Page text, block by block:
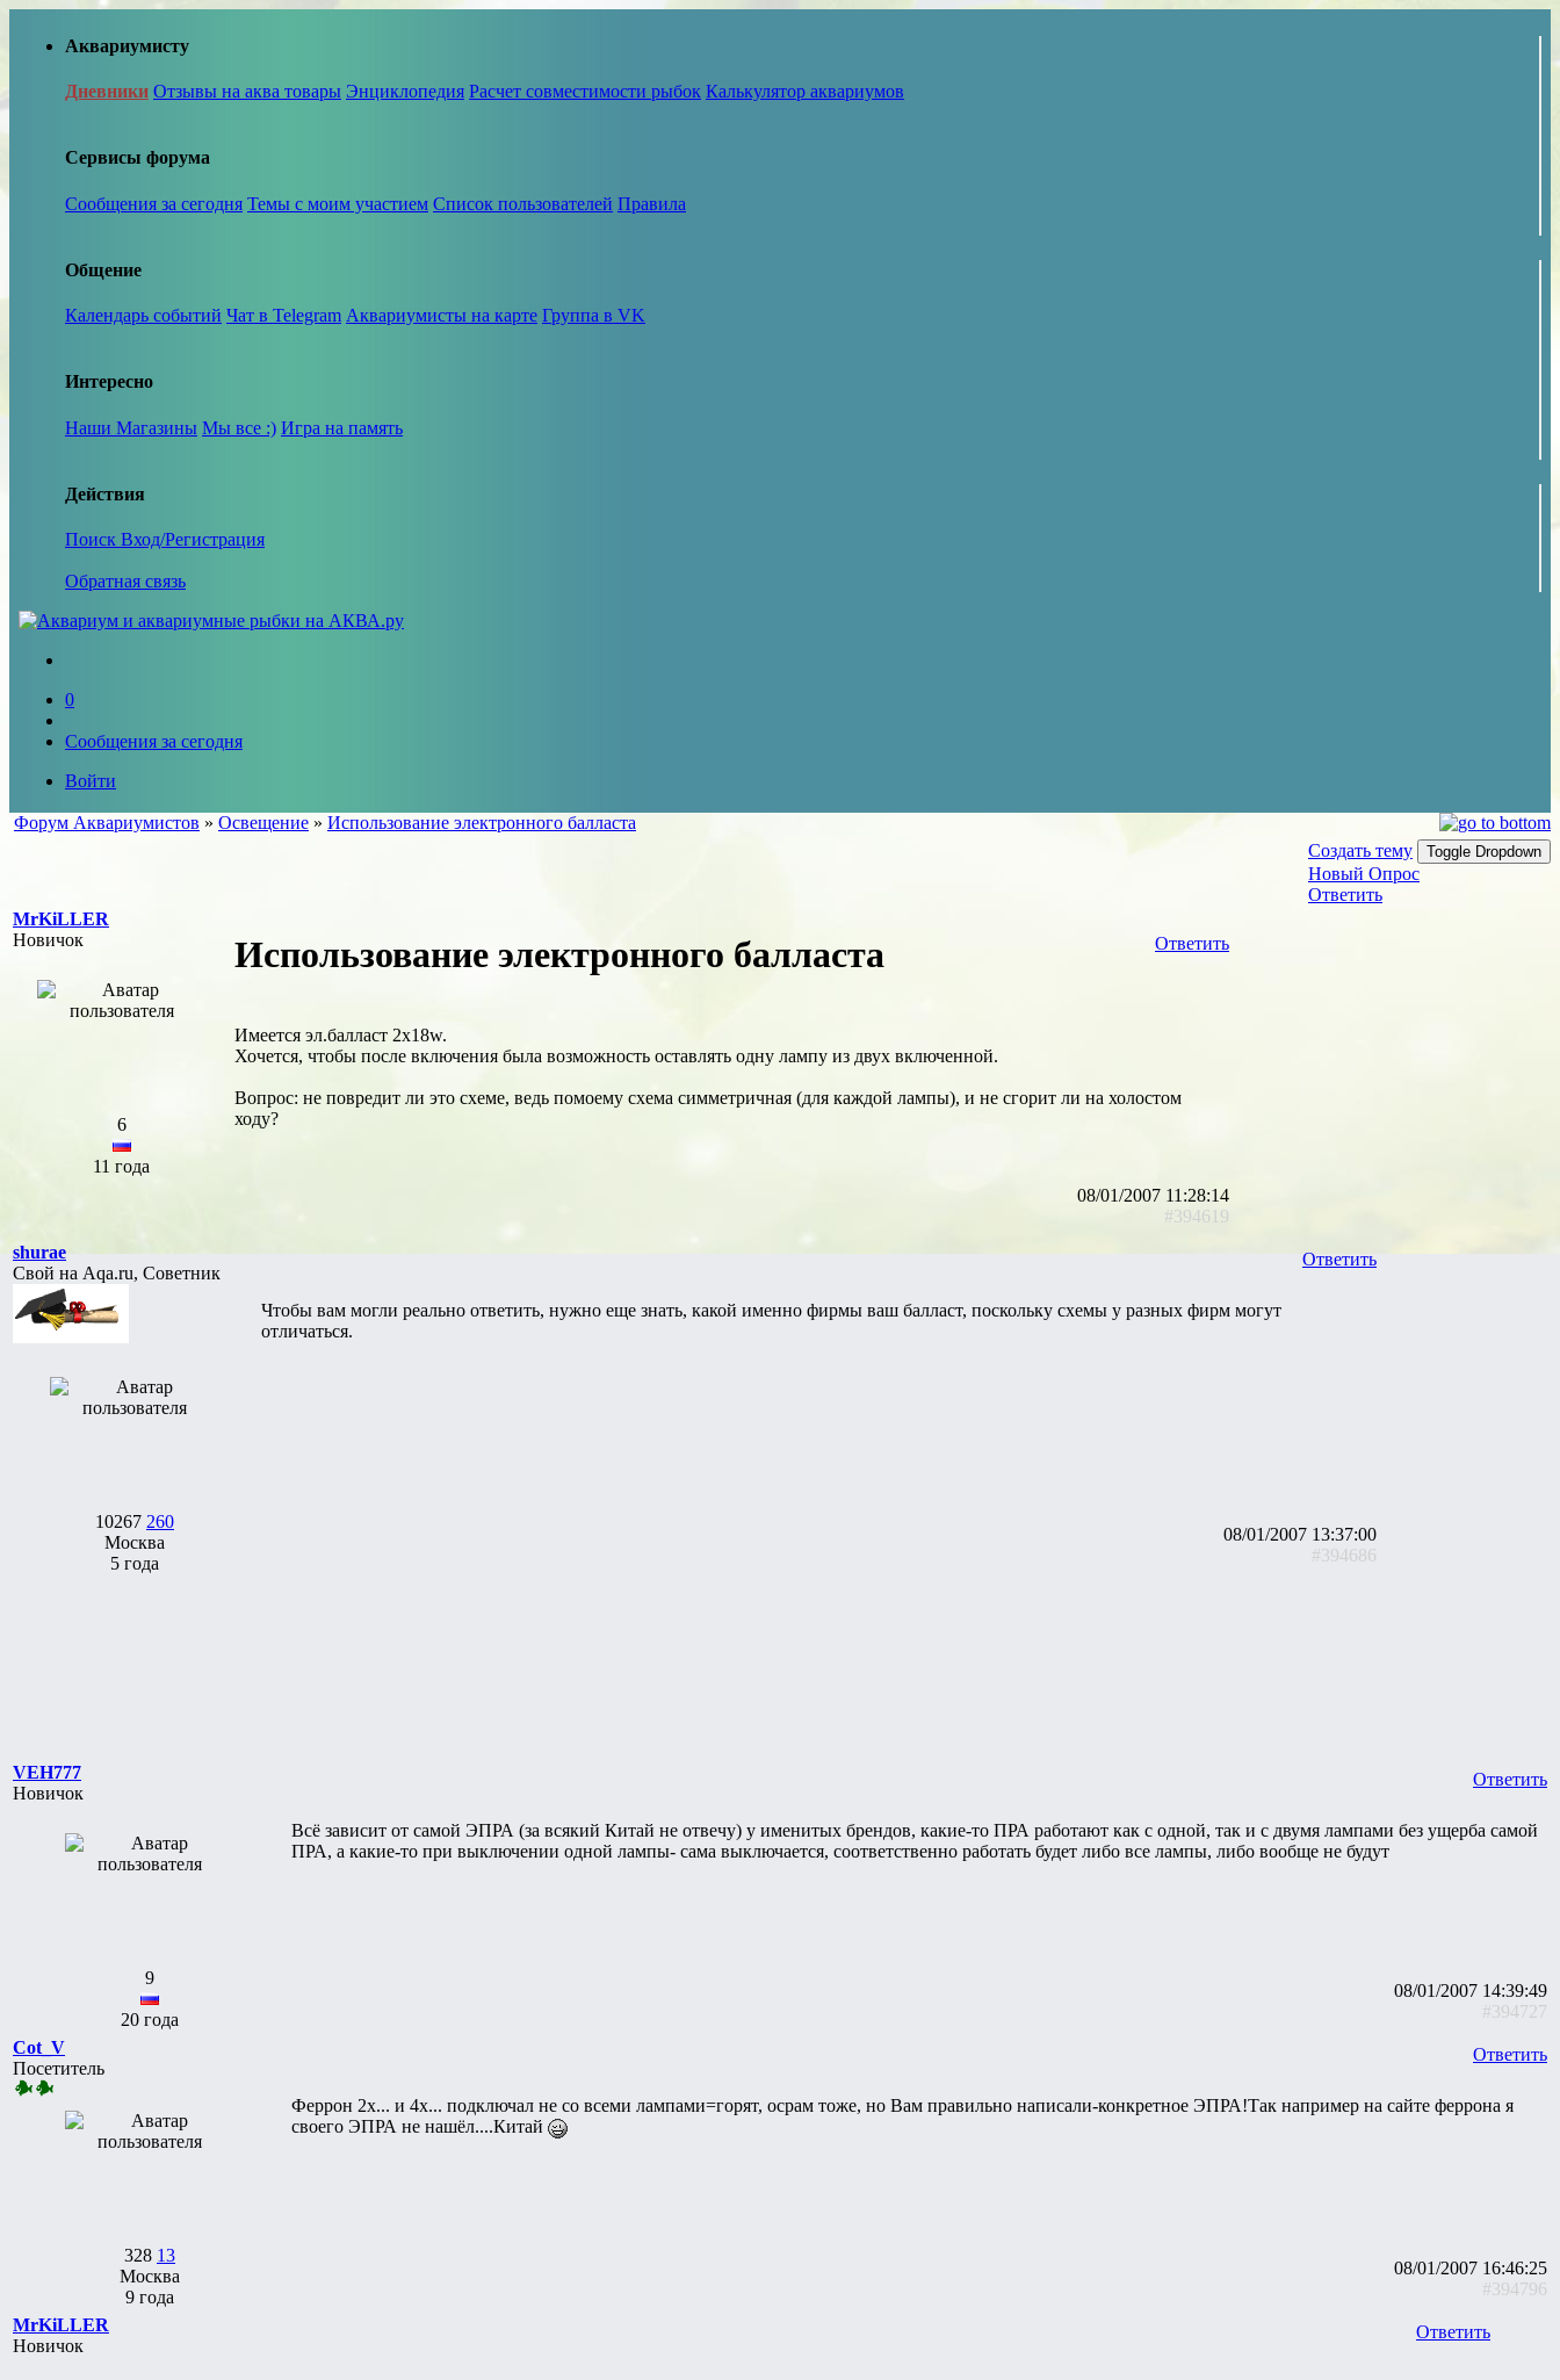
Аквариумисту
Дневники Отзывы на аква товары Энциклопедия Расчет совместимости рыбок Калькулятор аквариумов
Сервисы форума
Сообщения за сегодня Темы с моим участием Список пользователей Правила
Общение
Календарь событий Чат в Telegram Аквариумисты на карте Группа в VK
Интересно
Наши Магазины Мы все :) Игра на память
Действия
Поиск Вход/Регистрация
Обратная связь
0
Сообщения за сегодня
Войти
Форум Аквариумистов » Освещение » Использование электронного балласта
Создать тему
Toggle Dropdown
Новый Опрос
Ответить
MrKiLLER
Новичок
6
11 года
Ответить
Использование электронного балласта
Имеется эл.балласт 2х18w.
Хочется, чтобы после включения была возможность оставлять одну лампу из двух включенной.
Вопрос: не повредит ли это схеме, ведь помоему схема симметричная (для каждой лампы), и не сгорит ли на холостом
ходу?
08/01/2007 11:28:14
#394619
shurae
Свой на Aqa.ru, Советник
10267 260
Москва
5 года
Ответить
Чтобы вам могли реально ответить, нужно еще знать, какой именно фирмы ваш балласт, поскольку схемы у разных фирм могут
отличаться.
08/01/2007 13:37:00
#394686
VEH777
Новичок
9
20 года
Ответить
Всё зависит от самой ЭПРА (за всякий Китай не отвечу) у именитых брендов, какие-то ПРА работают как с одной, так и с двумя лампами без ущерба самой
ПРА, а какие-то при выключении одной лампы- сама выключается, соответственно работать будет либо все лампы, либо вообще не будут
08/01/2007 14:39:49
#394727
Cot_V
Посетитель
328 13
Москва
9 года
Ответить
Феррон 2х... и 4х... подключал не со всеми лампами=горят, осрам тоже, но Вам правильно написали-конкретное ЭПРА!Так например на сайте феррона я
своего ЭПРА не нашёл....Китай
08/01/2007 16:46:25
#394796
MrKiLLER
Новичок
Ответить